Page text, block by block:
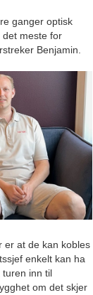
ganger optisk
det meste for
Benjamin.
er at de kan kobles
enkelt kan ha
turen inn til
om det skjer